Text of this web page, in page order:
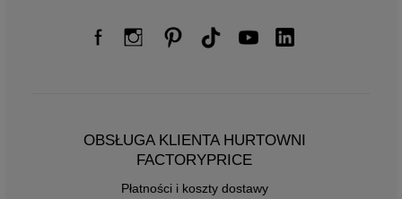
OBSŁUGA KLIENTA HURTOWNI
FACTORYPRICE
Płatności i koszty dostawy